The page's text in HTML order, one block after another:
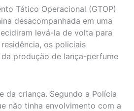
Tático Operacional (GTOP)
desacompanhada em uma
levá-la de volta para
os policiais
produção de lança-perfume
da criança. Segundo a Polícia
não tinha envolvimento com a